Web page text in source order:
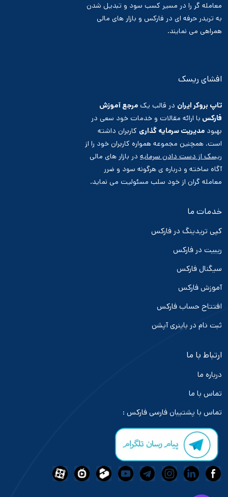
معامله گر را در مسیر کسب سود و تبدیل شدن
به تریدر حرفه ای در فارکس و بازار های مالی
همراهی می نمایند.
افشای ریسک
تاپ بروکر ایران در قالب یک مرجع آموزش
فارکس با ارائه مقالات و خدمات خود سعی در
بهبود مدیریت سرمایه گذاری کاربران داشته
است. همچنین مجموعه همواره کاربران خود را از
ریسک از دست دادن سرمایه در بازار های مالی
آگاه ساخته و درباره ی هرگونه سود و ضرر
معامله گران از خود سلب مسئولیت می نماید.
خدمات ما
کپی تریدینگ در فارکس
ریبیت در فارکس
سیگنال فارکس
آموزش فارکس
افتتاح حساب فارکس
ثبت نام در باینری آپشن
ارتباط با ما
درباره ما
تماس با ما
تماس با پشتیبان فارسی فارکس :